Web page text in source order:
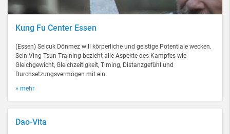
Kung Fu Center Essen
(Essen) Selcuk Dönmez will körperliche und geistige Potentiale wecken.
Sein Ving Tsun-Training bezieht alle Aspekte des Kampfes wie
Gleichgewicht, Gleichzeitigkeit, Timing, Distanzgefühl und
Durchsetzungsvermögen mit ein.
» mehr
Dao-Vita